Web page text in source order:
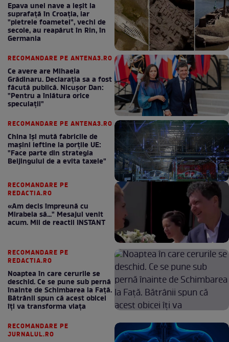
Epava unei nave a ieșit la
suprafață în Croația, iar
"pietrele foametei", vechi de
secole, au reapărut în Rin, în
Germania
RECOMANDARE PE ANTENA3.RO
Ce avere are Mihaela
Grădinaru. Declarația sa a fost
făcută publică. Nicușor Dan:
"Pentru a înlătura orice
speculații"
RECOMANDARE PE ANTENA3.RO
China își mută fabricile de
mașini ieftine la porțile UE:
"Face parte din strategia
Beijingului de a evita taxele"
RECOMANDARE PE
REDACTIA.RO
«Am decis împreună cu
Mirabela să..." Mesajul venit
acum. Mii de reactii INSTANT
RECOMANDARE PE
REDACTIA.RO
Noaptea în care cerurile se
deschid. Ce se pune sub pernă
înainte de Schimbarea la Față.
Bătrânii spun că acest obicei
îți va transforma viața
RECOMANDARE PE
JURNALUL.RO